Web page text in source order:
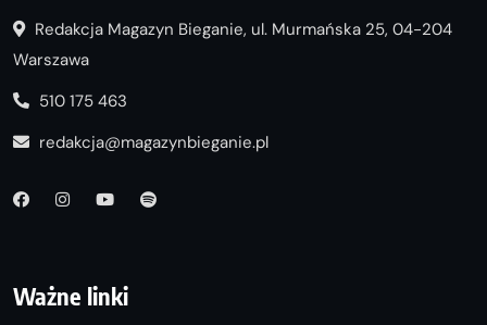
Redakcja Magazyn Bieganie, ul. Murmańska 25, 04-204
Warszawa
510 175 463
redakcja@magazynbieganie.pl
Ważne linki